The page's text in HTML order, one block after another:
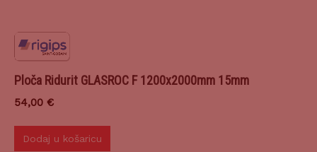
Ploča Ridurit GLASROC F 1200x2000mm 15mm
54,00 €
Dodaj u košaricu